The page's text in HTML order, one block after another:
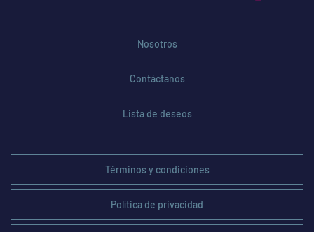
Nosotros
Contáctanos
Lista de deseos
Términos y condiciones
Política de privacidad